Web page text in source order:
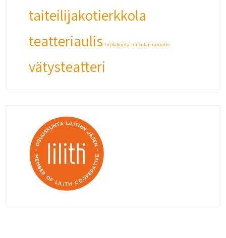
taiteilijakotierkkola
teatteriaulis tuplakupla Tuusulan rantatie
vätysteatteri